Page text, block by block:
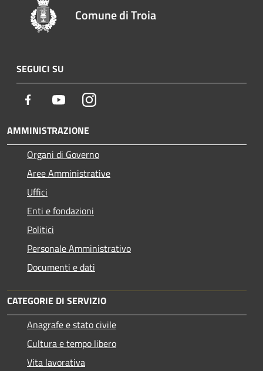
Comune di Troia
SEGUICI SU
Facebook YoutubeInstagram
AMMINISTRAZIONE
Organi di Governo
Aree Amministrative
Uffici
Enti e fondazioni
Politici
Personale Amministrativo
Documenti e dati
CATEGORIE DI SERVIZIO
Anagrafe e stato civile
Cultura e tempo libero
Vita lavorativa